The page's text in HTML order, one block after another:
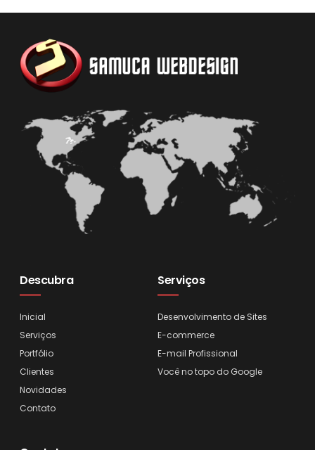
Descubra
Inicial
Serviços
Portfólio
Clientes
Novidades
Contato
Serviços
Desenvolvimento de Sites
E-commerce
E-mail Profissional
Você no topo do Google